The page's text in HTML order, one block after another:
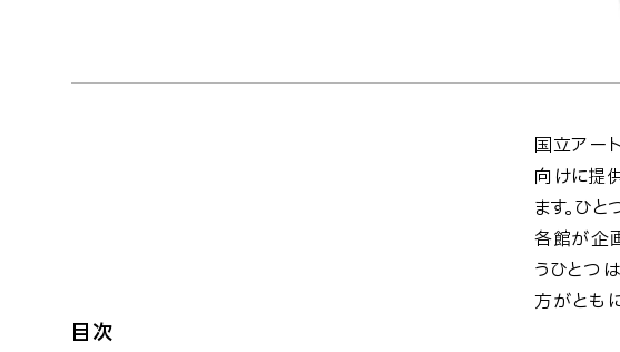
国立アー
向けに提
ます。ひ
各館が企
うひとつ
方がとも
目次